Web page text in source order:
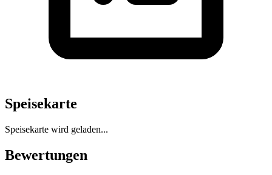
Speisekarte
Speisekarte wird geladen...
Bewertungen